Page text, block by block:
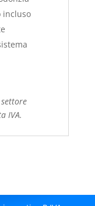
incluso
IVA.